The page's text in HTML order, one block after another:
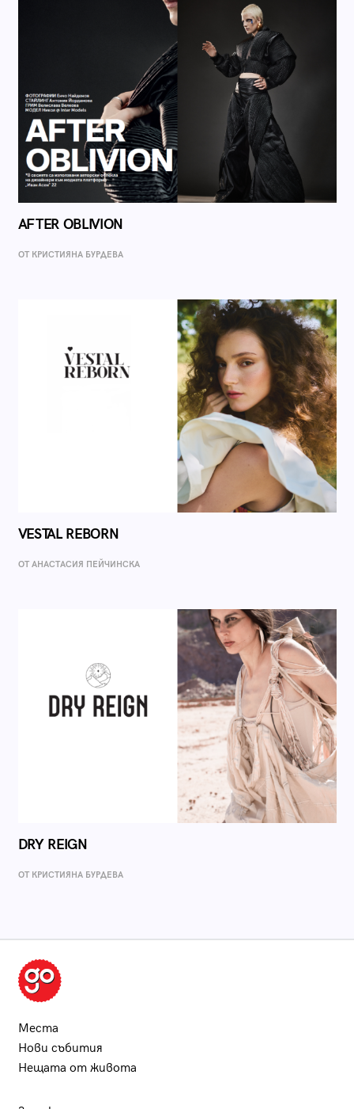
AFTER OBLIVION
ОТ КРИСТИЯНА БУРДЕВА
VESTAL REBORN
ОТ AНАСТАСИЯ ПЕЙЧИНСКА
DRY REIGN
ОТ КРИСТИЯНА БУРДЕВА
Места
Нови събития
Нещата от живота